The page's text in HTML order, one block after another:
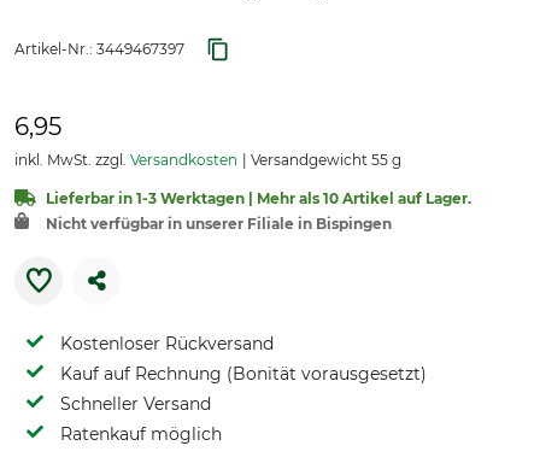
Artikel-Nr.: 3449467397
6,95
inkl. MwSt. zzgl. Versandkosten Versandgewicht 55 g
Lieferbar in 1-3 Werktagen | Mehr als 10 Artikel auf Lager.
Nicht verfügbar in unserer Filiale in Bispingen
Kostenloser Rückversand
Kauf auf Rechnung (Bonität vorausgesetzt)
Schneller Versand
Ratenkauf möglich